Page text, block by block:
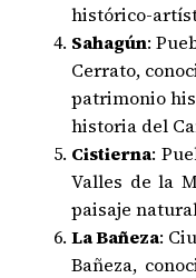
histórico-
Sahagún:
Cerrato,
patrimonio
historia del
Cistierna:
Valles de la
paisaje
La Bañeza:
Bañeza,